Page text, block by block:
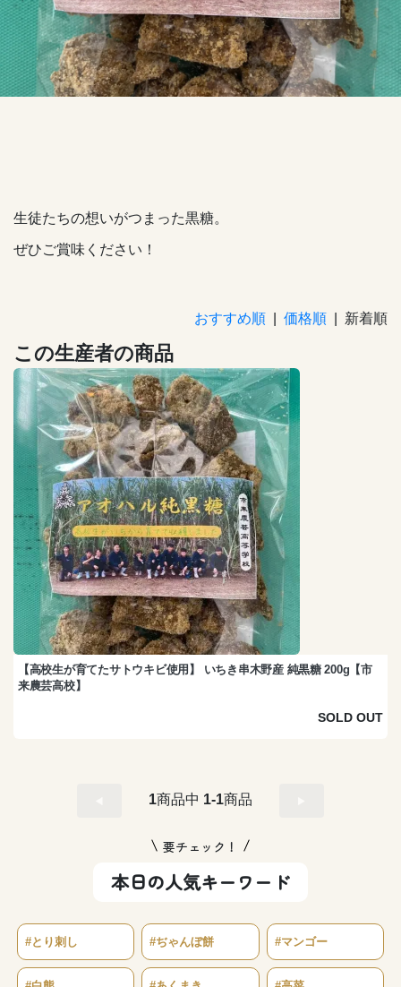
生徒たちの想いがつまった黒糖。
ぜひご賞味ください！
おすすめ順 価格順 | 新着順
この生産者の商品
【高校生が育てたサトウキビ使用】 いちき串木野産 純黒糖 200g【市
来農芸高校】
SOLD OUT
1商品中 1-1商品
要チェック！
本日の人気キーワード
#とり刺し #ぢゃんぼ餅 #マンゴー